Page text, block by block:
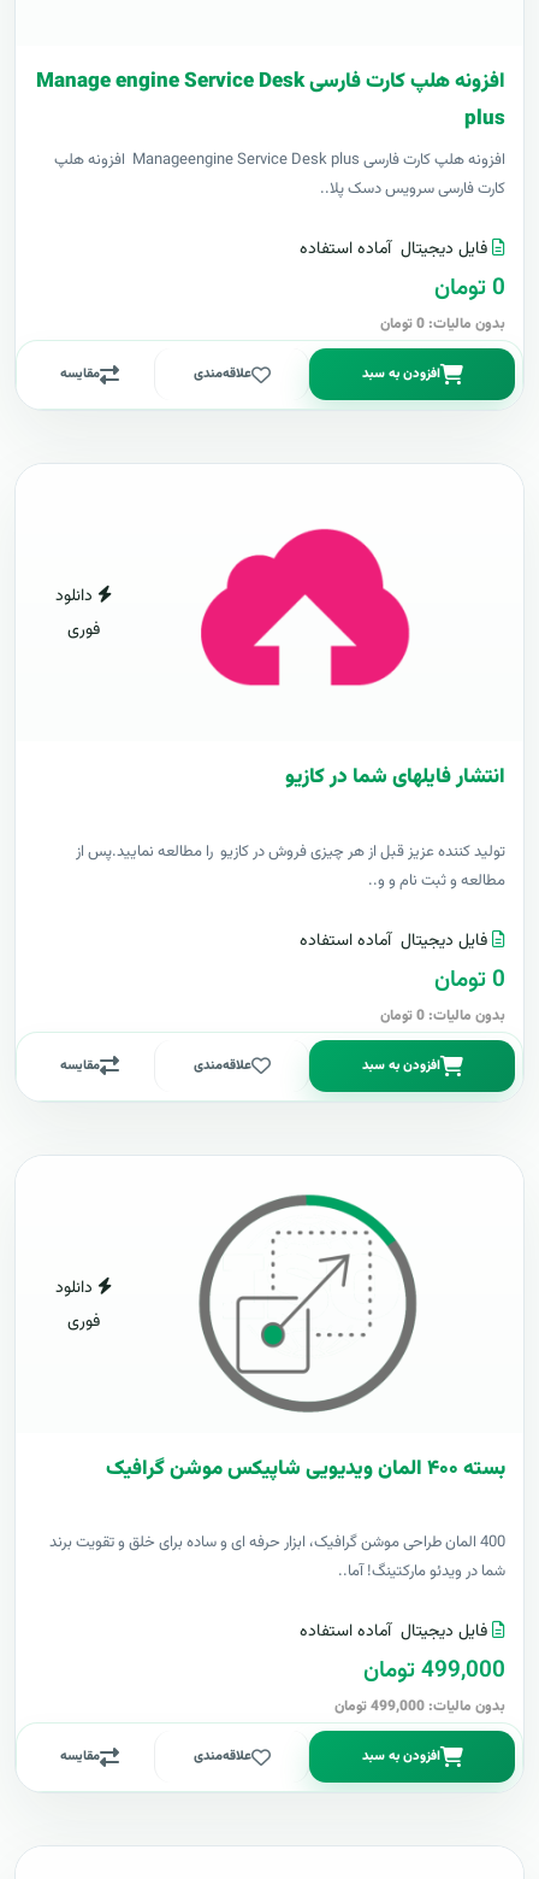
افزونه هلپ کارت فارسی Manage engine Service Desk
plus
افزونه هلپ کارت فارسی Manageengine Service Desk plus افزونه هلپ
کارت فارسی سرویس دسک پلا..
فایل دیجیتال آماده استفاده
0 تومان
بدون مالیات: 0 تومان
افزودن به سبد علاقه‌مندی مقایسه
دانلود
فوری
انتشار فایلهای شما در کازیو
توليد کننده عزيز قبل از هر چیزی فروش در کازیو را مطالعه نمایید.پس از
مطالعه و ثبت نام و و..
فایل دیجیتال آماده استفاده
0 تومان
بدون مالیات: 0 تومان
افزودن به سبد علاقه‌مندی مقایسه
دانلود
فوری
بسته ۴۰۰ المان ویدیویی شاپیکس موشن گرافیک
400 المان طراحی موشن گرافیک، ابزار حرفه ای و ساده برای خلق و تقویت برند
شما در ویدئو مارکتینگ! آما..
فایل دیجیتال آماده استفاده
499,000 تومان
بدون مالیات: 499,000 تومان
افزودن به سبد علاقه‌مندی مقایسه